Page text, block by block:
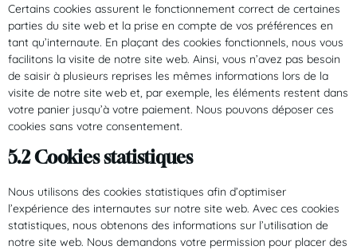
Certains cookies assurent le fonctionnement correct de certaines
parties du site web et la prise en compte de vos préférences en
tant qu’internaute. En plaçant des cookies fonctionnels, nous vous
facilitons la visite de notre site web. Ainsi, vous n’avez pas besoin
de saisir à plusieurs reprises les mêmes informations lors de la
visite de notre site web et, par exemple, les éléments restent dans
votre panier jusqu’à votre paiement. Nous pouvons déposer ces
cookies sans votre consentement.
5.2 Cookies statistiques
Nous utilisons des cookies statistiques afin d’optimiser
l’expérience des internautes sur notre site web. Avec ces cookies
statistiques, nous obtenons des informations sur l’utilisation de
notre site web. Nous demandons votre permission pour placer des